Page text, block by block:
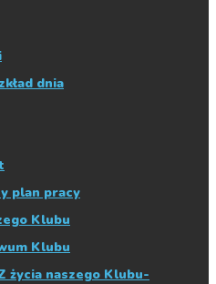
dnia
plan pracy
Klubu
Klubu
życia naszego Klubu-